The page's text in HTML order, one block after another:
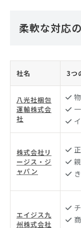
柔軟な対応
社名 3つ
八光社梱包
運輸株式会
社
株式会社リ
ージス・ジ
ャパン
エイジス九
州株式会社